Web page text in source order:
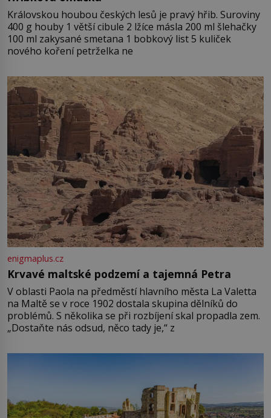
Královskou houbou českých lesů je pravý hřib. Suroviny
400 g houby 1 větší cibule 2 lžíce másla 200 ml šlehačky
100 ml zakysané smetana 1 bobkový list 5 kuliček
nového koření petrželka ne
enigmaplus.cz
Krvavé maltské podzemí a tajemná Petra
V oblasti Paola na předměstí hlavního města La Valetta
na Maltě se v roce 1902 dostala skupina dělníků do
problémů. S několika se při rozbíjení skal propadla zem.
„Dostaňte nás odsud, něco tady je,“ z